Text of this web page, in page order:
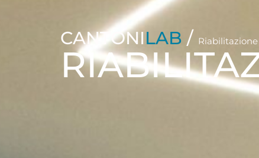
CANTONILAB / Riabilitazione